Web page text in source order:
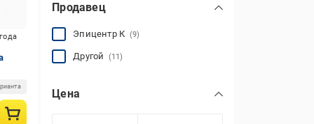
Продавец
Эпицентр К (9)
Другой (11)
Цена